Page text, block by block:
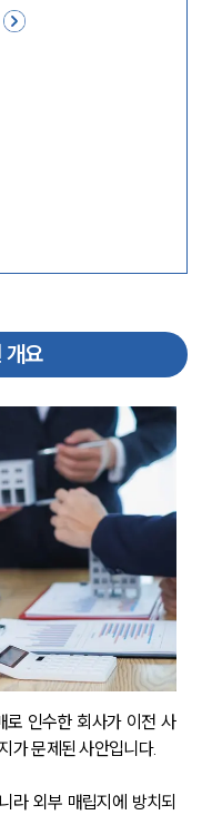
개요
로 인수한 회사가 이전 사
가 문제된 사안입니다.
라 외부 매립지에 방치되